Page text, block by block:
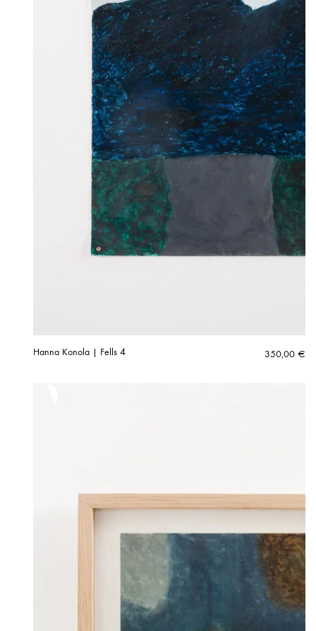
Hanna Konola | Fells 4 350,00 €